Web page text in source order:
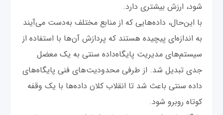
شود، ارزش بیشتری دارد.
با این‌حال، داده‌هایی که از منابع مختلف به‌دست می‌آیند
به اندازه‌ای پیچیده‌ هستند که پردازش آن‌ها با استفاده از
سیستم‌های مدیریت پایگاه‌داده سنتی به یک معضل
جدی تبدیل شد. از طرفی محدودیت‌های فنی پایگاه‌های
داده سنتی باعث شد تا انقلاب کلان داده‌ها با یک وقفه
کوتاه روبرو شود.